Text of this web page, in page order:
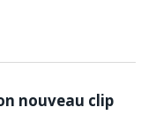
nouveau clip